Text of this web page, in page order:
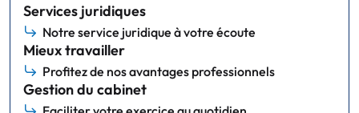
Services juridiques
Notre service juridique à votre écoute
Mieux travailler
Profitez de nos avantages professionnels
Gestion du cabinet